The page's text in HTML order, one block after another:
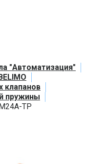
"Автоматизация"
клапанов
пружины
TP